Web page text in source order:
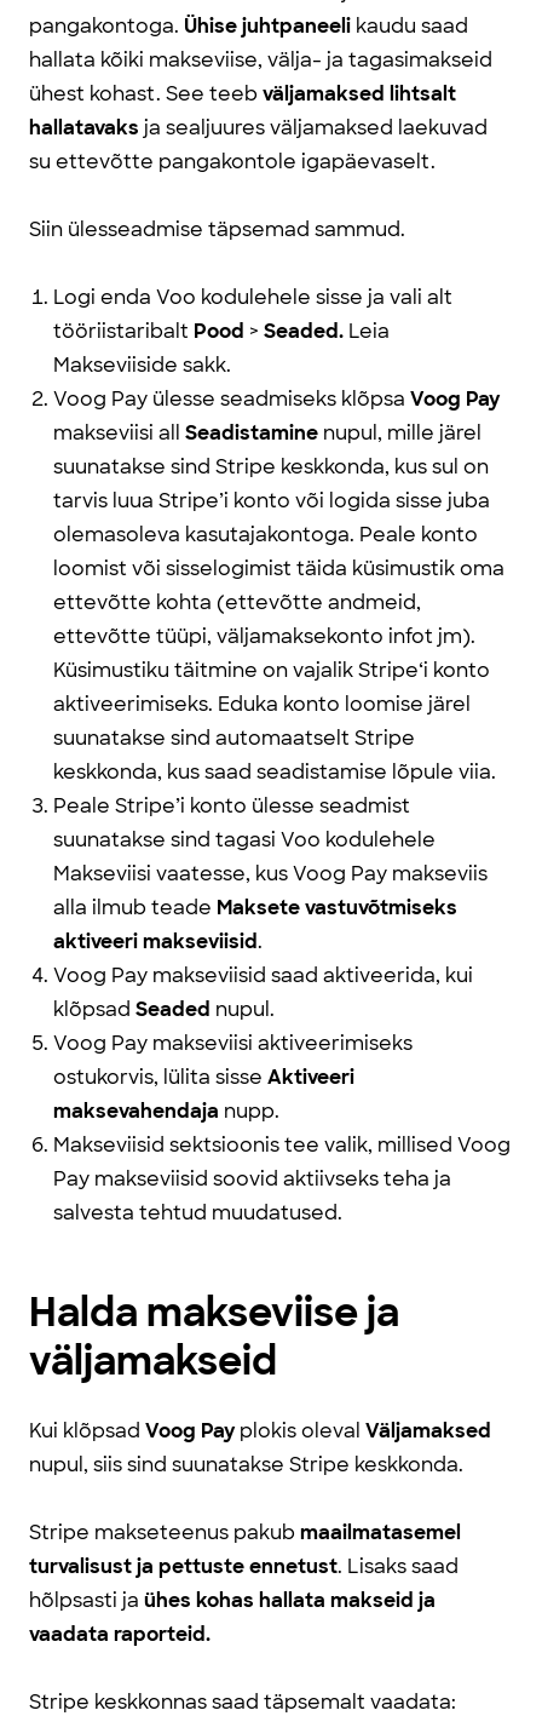
pangakontoga. Ühise juhtpaneeli kaudu saad
hallata kõiki makseviise, välja- ja tagasimakseid
ühest kohast. See teeb väljamaksed lihtsalt
hallatavaks ja sealjuures väljamaksed laekuvad
su ettevõtte pangakontole igapäevaselt.
Siin ülesseadmise täpsemad sammud.
Logi enda Voo kodulehele sisse ja vali alt
tööriistaribalt Pood > Seaded. Leia
Makseviiside sakk.
Voog Pay ülesse seadmiseks klõpsa Voog Pay
makseviisi all Seadistamine nupul, mille järel
suunatakse sind Stripe keskkonda, kus sul on
tarvis luua Stripe’i konto või logida sisse juba
olemasoleva kasutajakontoga. Peale konto
loomist või sisselogimist täida küsimustik oma
ettevõtte kohta (ettevõtte andmeid,
ettevõtte tüüpi, väljamaksekonto infot jm).
Küsimustiku täitmine on vajalik Stripe‘i konto
aktiveerimiseks. Eduka konto loomise järel
suunatakse sind automaatselt Stripe
keskkonda, kus saad seadistamise lõpule viia.
Peale Stripe’i konto ülesse seadmist
suunatakse sind tagasi Voo kodulehele
Makseviisi vaatesse, kus Voog Pay makseviis
alla ilmub teade Maksete vastuvõtmiseks
aktiveeri makseviisid.
Voog Pay makseviisid saad aktiveerida, kui
klõpsad Seaded nupul.
Voog Pay makseviisi aktiveerimiseks
ostukorvis, lülita sisse Aktiveeri
maksevahendaja nupp.
Makseviisid sektsioonis tee valik, millised Voog
Pay makseviisid soovid aktiivseks teha ja
salvesta tehtud muudatused.
Halda makseviise ja
väljamakseid
Kui klõpsad Voog Payplokisoleval Väljamaksed
nupul, siis sind suunatakse Stripe keskkonda.
Stripe makseteenus pakub maailmatasemel
turvalisust ja pettuste ennetust. Lisaks saad
hõlpsasti ja ühes kohas hallata makseid ja
vaadata raporteid.
Stripe keskkonnas saad täpsemalt vaadata: